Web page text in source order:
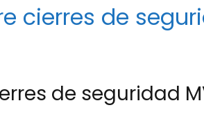
cierres de
de seguridad